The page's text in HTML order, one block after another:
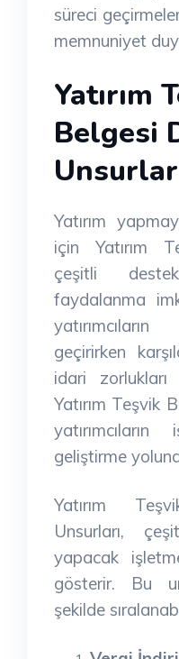
süreci
memnuniyet
Yatırım
Belgesi
Yatırım
için Yatırım
çeşitli
faydalanma
geçirirken
idari
Yatırım Teşvik
geliştirme
Yatırım
Unsurları,
yapacak
gösterir. Bu
şekilde